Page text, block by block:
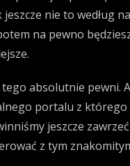
jeszcze nie to według
na pewno
absolutnie pewni.
portalu z którego
jeszcze
z tym